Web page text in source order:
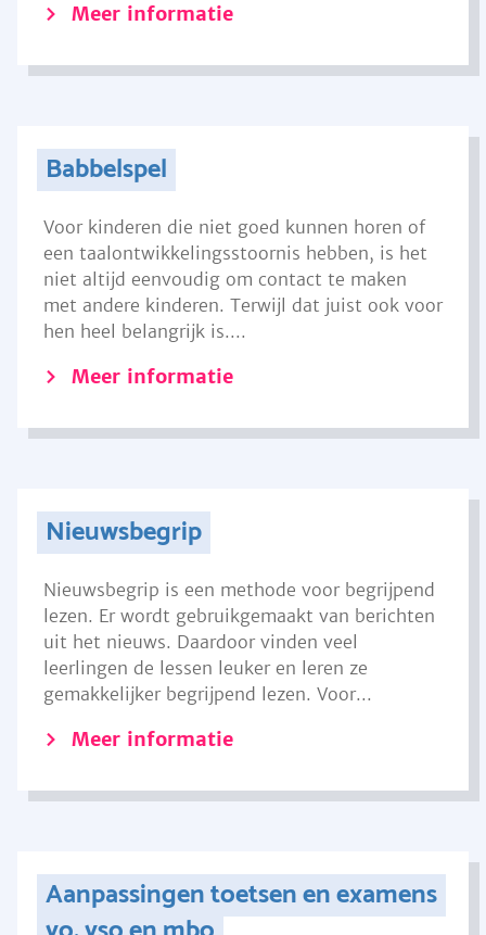
Meer informatie
Babbelspel
Voor kinderen die niet goed kunnen horen of
een taalontwikkelingsstoornis hebben, is het
niet altijd eenvoudig om contact te maken
met andere kinderen. Terwijl dat juist ook voor
hen heel belangrijk is....
Meer informatie
Nieuwsbegrip
Nieuwsbegrip is een methode voor begrijpend
lezen. Er wordt gebruikgemaakt van berichten
uit het nieuws. Daardoor vinden veel
leerlingen de lessen leuker en leren ze
gemakkelijker begrijpend lezen. Voor...
Meer informatie
Aanpassingen toetsen en examens